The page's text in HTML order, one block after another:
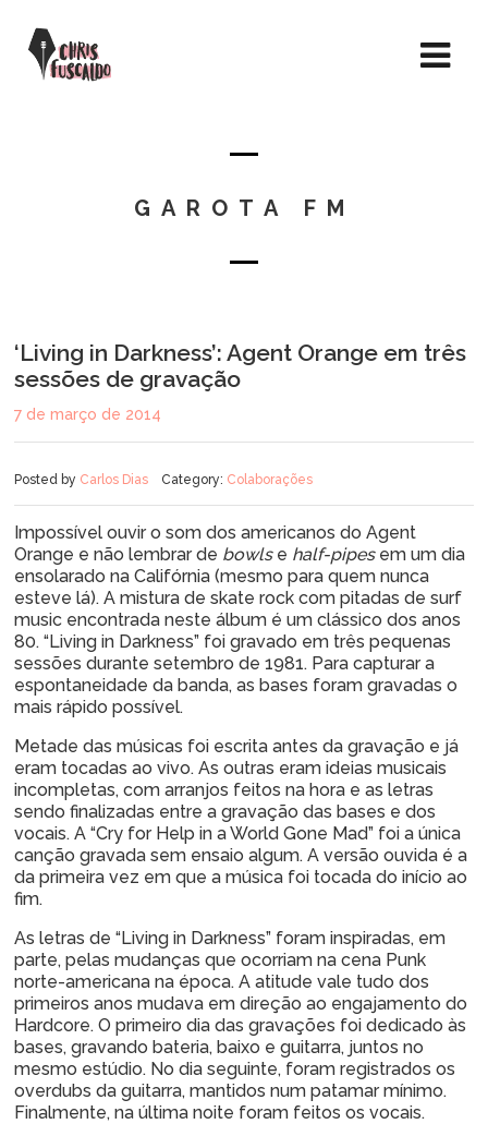
GAROTA FM
‘Living in Darkness’: Agent Orange em três
sessões de gravação
7 de março de 2014
Posted by Carlos Dias Category: Colaborações
Impossível ouvir o som dos americanos do Agent
Orange e não lembrar de bowlse half-pipesem um dia
ensolarado na Califórnia (mesmo para quem nunca
esteve lá). A mistura de skate rock com pitadas de surf
music encontrada neste álbum é um clássico dos anos
80. “Living in Darkness” foi gravado em três pequenas
sessões durante setembro de 1981. Para capturar a
espontaneidade da banda, as bases foram gravadas o
mais rápido possível.
Metade das músicas foi escrita antes da gravação e já
eram tocadas ao vivo. As outras eram ideias musicais
incompletas, com arranjos feitos na hora e as letras
sendo finalizadas entre a gravação das bases e dos
vocais. A “Cry for Help in a World Gone Mad” foi a única
canção gravada sem ensaio algum. A versão ouvida é a
da primeira vez em que a música foi tocada do início ao
fim.
As letras de “Living in Darkness” foram inspiradas, em
parte, pelas mudanças que ocorriam na cena Punk
norte-americana na época. A atitude vale tudo dos
primeiros anos mudava em direção ao engajamento do
Hardcore. O primeiro dia das gravações foi dedicado às
bases, gravando bateria, baixo e guitarra, juntos no
mesmo estúdio. No dia seguinte, foram registrados os
overdubs da guitarra, mantidos num patamar mínimo.
Finalmente, na última noite foram feitos os vocais.